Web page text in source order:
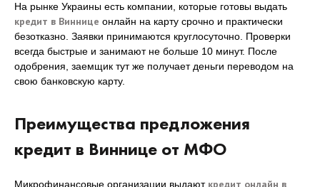
На рынке Украины есть компании, которые готовы выдать
кредит в Виннице онлайн на карту срочно и практически
безотказно. Заявки принимаются круглосуточно. Проверки
всегда быстрые и занимают не больше 10 минут. После
одобрения, заемщик тут же получает деньги переводом на
свою банковскую карту.
Преимущества предложения
кредит в Виннице от МФО
Микрофинансовые организации выдают кредит онлайн в